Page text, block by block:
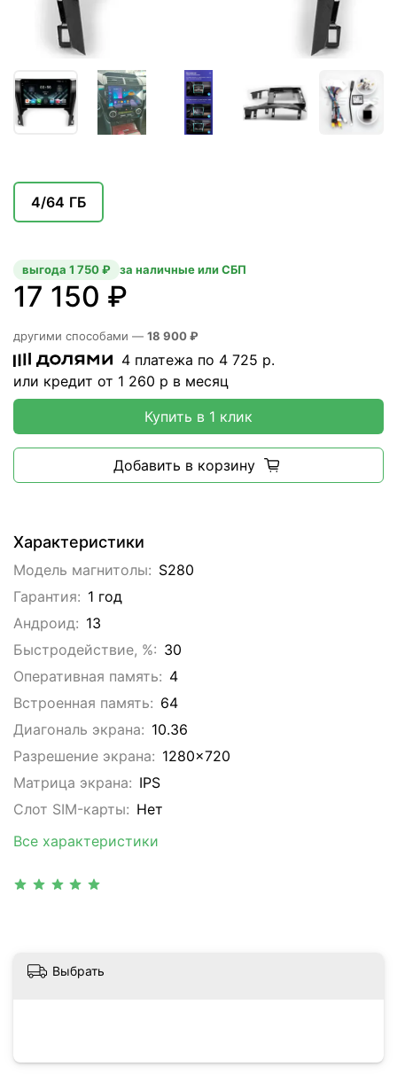
Характеристики
Модель магнитолы: S280
Гарантия: 1 год
Андроид: 13
Быстродействие, %: 30
Оперативная память: 4
Встроенная память: 64
Диагональ экрана: 10.36
Разрешение экрана: 1280x720
Матрица экрана: IPS
Слот SIM-карты: Нет
Все характеристики
4/64 ГБ
17 150 ₽
выгода 1 750 ₽ за наличные или СБП
другими способами — 18 900 ₽
4 платежа по 4 725 р.
или кредит от 1 260 р в месяц
Купить в 1 клик
Добавить в корзину
Выбрать